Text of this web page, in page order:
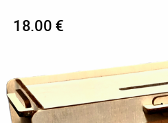
18.00 €